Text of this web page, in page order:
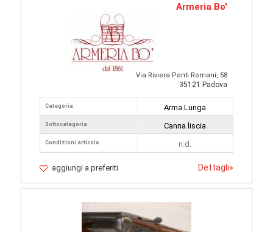
Armeria Bo'
Via Riviera Ponti Romani, 58
35121 Padova
Categoria
Sottocategoria
Condizioni articolo
Arma Lunga
Canna liscia
n.d.
aggiungi a preferiti Dettagli»